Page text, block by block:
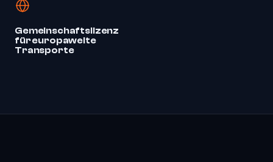
Gemeinschaftslizenz
für europaweite
Transporte